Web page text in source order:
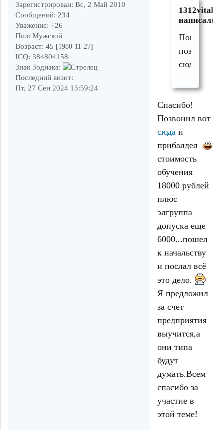
Зарегистрирован: Вс, 2 Май 2010
Сообщений: 234
Уважение: +26
Пол: Мужской
Возраст: 45 [1980-11-27]
ICQ: 384804158
Знак Зодиака:
Последний визит:
Пт, 27 Сен 2024 13:59:24
1312vital
Попробуй
позвони
сюда
Спасибо!
Позвонил вот
сюда и
прибалдел
стоимость
обучения
18000 рублей
плюс
элгруппа
допуска еще
6000...пошел
к начальству
и послал всё
это дело.
Я предложил
за счет
предприятия
выучится,а
они типа
будут
думать.Всем
спасибо за
участие в
этой теме!